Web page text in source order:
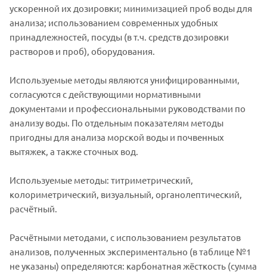
ускоренной их дозировки; минимизацией проб воды для
анализа; использованием современных удобных
принадлежностей, посуды (в т.ч. средств дозировки
растворов и проб), оборудования.
Используемые методы являются унифицированными,
согласуются с действующими нормативными
документами и профессиональными руководствами по
анализу воды. По отдельным показателям методы
пригодны для анализа морской воды и почвенных
вытяжек, а также сточных вод.
Используемые методы: титриметрический,
колориметрический, визуальный, органолептический,
расчётный.
Расчётными методами, с использованием результатов
анализов, полученных экспериментально (в таблице №1
не указаны) определяются: карбонатная жёсткость (сумма